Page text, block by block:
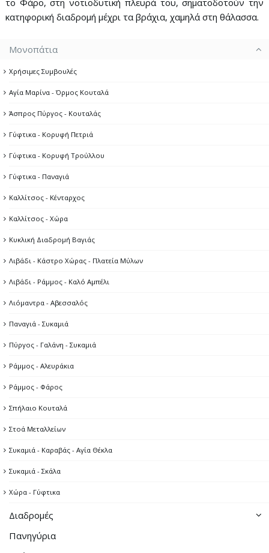
κατηφορική διαδρομή μέχρι τα βράχια, χαμηλά στη θάλασσα.
Μονοπάτια
Χρήσιμες Συμβουλές
Αγία Μαρίνα - Όρμος Κουταλά
Άσπρος Πύργος - Κουταλάς
Γύφτικα - Κορυφή Πετριά
Γύφτικα - Κορυφή Τρούλλου
Γύφτικα - Παναγιά
Καλλίτσος - Κένταρχος
Καλλίτσος - Χώρα
Κυκλική Διαδρομή Βαγιάς
Λιβάδι - Κάστρο Χώρας - Πλατεία Μύλων
Λιβάδι - Ράμμος - Καλό Αμπέλι
Λιόμαντρα - Αβεσσαλός
Παναγιά - Συκαμιά
Πύργος - Γαλάνη - Συκαμιά
Ράμμος - Αλευράκια
Ράμμος - Φάρος
Σπήλαιο Κουταλά
Στοά Μεταλλείων
Συκαμιά - Καραβάς - Αγία Θέκλα
Συκαμιά - Σκάλα
Χώρα - Γύφτικα
Διαδρομές
Βορειο-ανατολική Διαδρομή
Πανηγύρια